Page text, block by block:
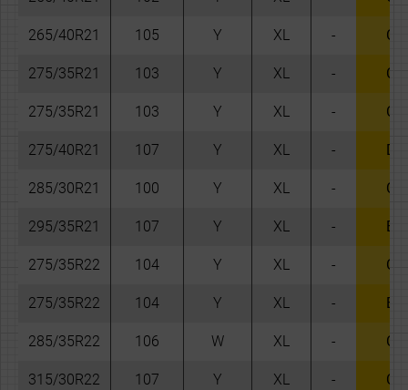
265/40R21 105 Y XL - C
275/35R21 103 Y XL - C
275/35R21 103 Y XL - C
275/40R21 107 Y XL - D
285/30R21 100 Y XL - C
295/35R21 107 Y XL - B
275/35R22 104 Y XL - C
275/35R22 104 Y XL - B
285/35R22 106 W XL - C
315/30R22 107 Y XL - C